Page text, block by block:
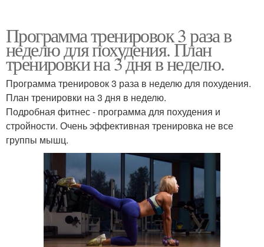
Программа тренировок 3 раза в
неделю для похудения. План
тренировки на 3 дня в неделю.
Программа тренировок 3 раза в неделю для похудения.
План тренировки на 3 дня в неделю.
Подробная фитнес - программа для похудения и
стройности. Очень эффективная тренировка не все
группы мышц.